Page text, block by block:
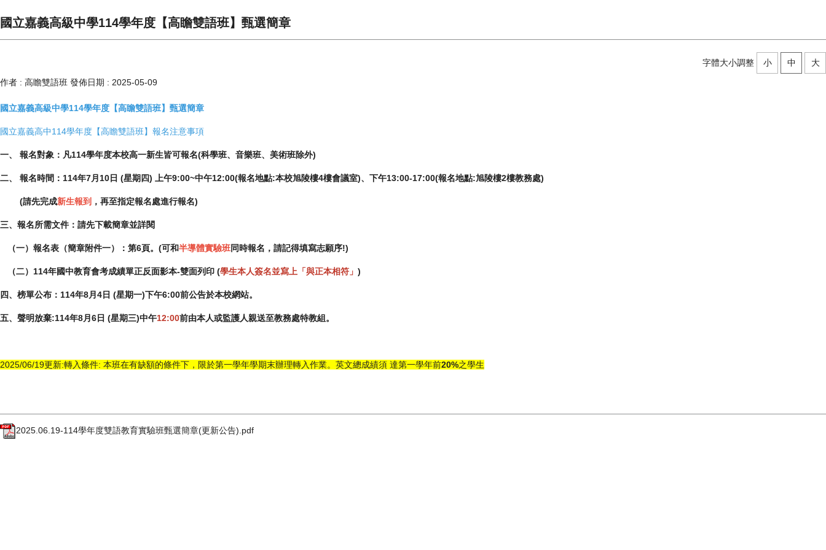
國立嘉義高級中學114學年度【高瞻雙語班】甄選簡章
字體大小調整 小 中
大
作者 : 高瞻雙語班 發佈日期 : 2025-05-09
國立嘉義高級中學114學年度【高瞻雙語班】甄選簡章
國立嘉義高中114學年度【高瞻雙語班】報名注意事項
一、 報名對象：凡114學年度本校高一新生皆可報名(科學班、音樂班、美術班除外)
二、 報名時間：114年7月10日 (星期四) 上午9:00~中午12:00(報名地點:本校旭陵樓4樓會議室)、下午13:00-17:00(報名地點:旭陵樓2樓教務處)
(請先完成新生報到 ，再至指定報名處進行報名)
三、報名所需文件：請先下載簡章並詳閱
（一）報名表（簡章附件一）：第6頁。(可和半導體實驗班同時報名，請記得填寫志願序!)
（二）114年國中教育會考成績單正反面影本-雙面列印 (學生本人簽名並寫上「與正本相符」 )
四、榜單公布：114年8月4日 (星期一)下午6:00前公告於本校網站。
五、聲明放棄:114年8月6日 (星期三)中午12:00前由本人或監護人親送至教務處特教組。
2025/06/19更新:轉入條件: 本班在有缺額的條件下，限於第一學年學期末辦理轉入作業。英文總成績須 達第一學年前20%之學生
2025.06.19-114學年度雙語教育實驗班甄選簡章(更新公告).pdf